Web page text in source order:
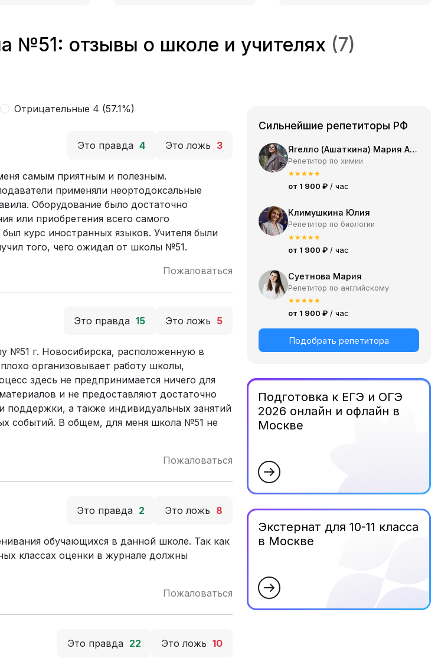
№51: отзывы о школе и учителях (7)
Отрицательные 4 (57.1%)
Это правда 4 Это ложь 3
самым приятным и полезным.
применяли неортодоксальные
Оборудование было достаточно
или приобретения всего самого
курс иностранных языков. Учителя были
того, чего ожидал от школы №51.
Пожаловаться
Это правда 15 Это ложь 5
№51 г. Новосибирска, расположенную в
организовывает работу школы,
здесь не предпринимается ничего для
и не предоставляют достаточно
поддержки, а также индивидуальных занятий
событий. В общем, для меня школа №51 не
Пожаловаться
Это правда 2 Это ложь 8
обучающихся в данной школе. Так как
классах оценки в журнале должны
Пожаловаться
Это правда 22 Это ложь 10
Сильнейшие репетиторы РФ
Ягелло (Ашаткина) Мария Александровна
Репетитор по химии
★★★★★
от 1 900 ₽ / час
Климушкина Юлия
Репетитор по биологии
★★★★★
от 1 900 ₽ / час
Суетнова Мария
Репетитор по английскому
★★★★★
от 1 900 ₽ / час
Подобрать репетитора
Подготовка к ЕГЭ и ОГЭ
2026 онлайн и офлайн в
Москве
Экстернат для 10-11 класса
в Москве